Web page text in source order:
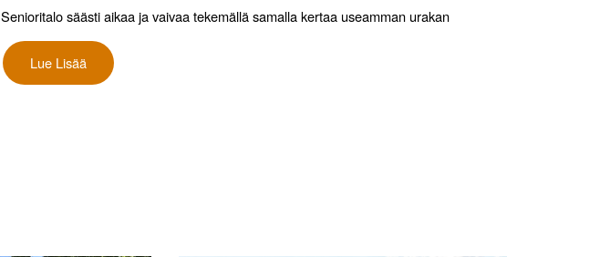
Senioritalo säästi aikaa ja vaivaa tekemällä samalla kertaa useamman urakan
Lue Lisää